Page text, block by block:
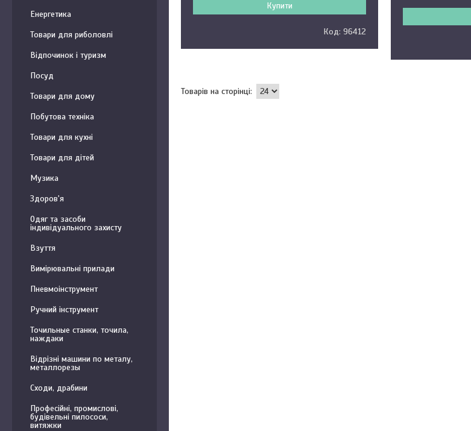
Купити
96412
Енергетика
Товари для риболовлі
Відпочинок і туризм
Посуд
Товари для дому
Побутова техніка
Товари для кухні
Товари для дітей
Музика
Здоров'я
Одяг та засоби
індивідуального захисту
Взуття
Вимірювальні прилади
Пневмоінструмент
Ручний інструмент
Точильные станки, точила,
наждаки
Відрізні машини по металу,
металлорезы
Сходи, драбини
Професійні, промислові,
будівельні пилососи,
витяжки